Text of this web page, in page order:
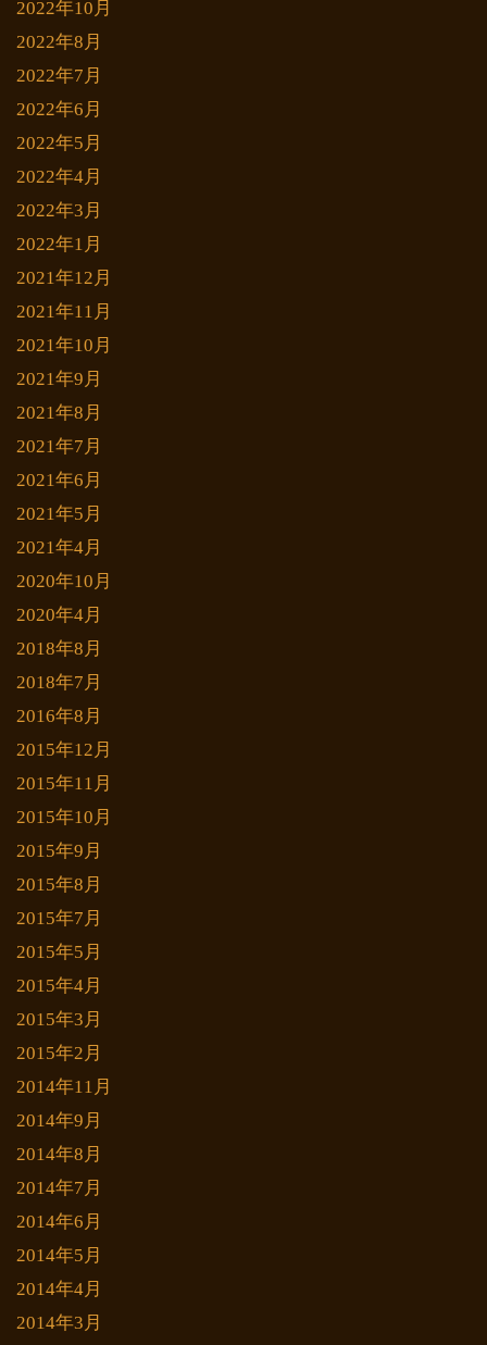
2022年10月
2022年8月
2022年7月
2022年6月
2022年5月
2022年4月
2022年3月
2022年1月
2021年12月
2021年11月
2021年10月
2021年9月
2021年8月
2021年7月
2021年6月
2021年5月
2021年4月
2020年10月
2020年4月
2018年8月
2018年7月
2016年8月
2015年12月
2015年11月
2015年10月
2015年9月
2015年8月
2015年7月
2015年5月
2015年4月
2015年3月
2015年2月
2014年11月
2014年9月
2014年8月
2014年7月
2014年6月
2014年5月
2014年4月
2014年3月